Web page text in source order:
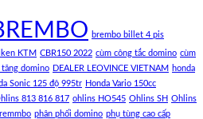
brembo billet 4 pis
KTM CBR150 2022 cùm công tắc domino cùm
tăng domino DEALER LEOVINCE VIETNAM honda
Sonic 125 độ 995tr Honda Vario 150cc
813 816 817 ohlins HO545 Ohlins SH Ohlins
phân phối domino phụ tùng cao cấp